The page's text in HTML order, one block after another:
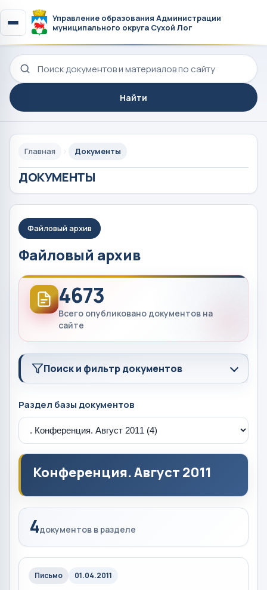
Управление образования Администрации
муниципального округа Сухой Лог
Поиск по сайту
Найти
Главная Документы
ДОКУМЕНТЫ
Файловый архив
Файловый архив
4673
Всего опубликовано документов на
сайте
Поиск и фильтр документов
Раздел базы документов
Конференция. Август 2011
4документов в разделе
Письмо 01.04.2011